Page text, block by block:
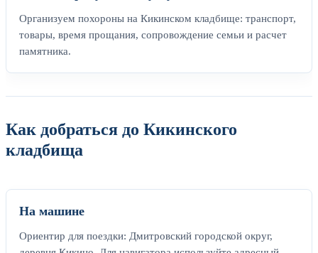
Организуем похороны на Кикинском кладбище: транспорт,
товары, время прощания, сопровождение семьи и расчет
памятника.
Как добраться до Кикинского
кладбища
На машине
Ориентир для поездки: Дмитровский городской округ,